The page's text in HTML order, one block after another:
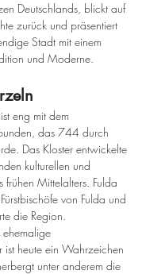
Deutschlands, blickt auf
zurück und präsentiert
Stadt mit einem
und Moderne.
eng mit dem
das 744 durch
Das Kloster entwickelte
kulturellen und
frühen Mittelalters. Fulda
von Fulda und
die Region.
ehemalige
ist heute ein Wahrzeichen
unter anderem die